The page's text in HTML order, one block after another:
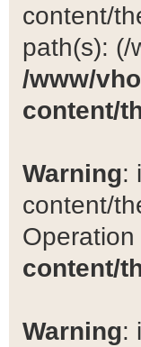
content/
path(s): (/
/www/
content/
Warning:
content/
content/
Warning: